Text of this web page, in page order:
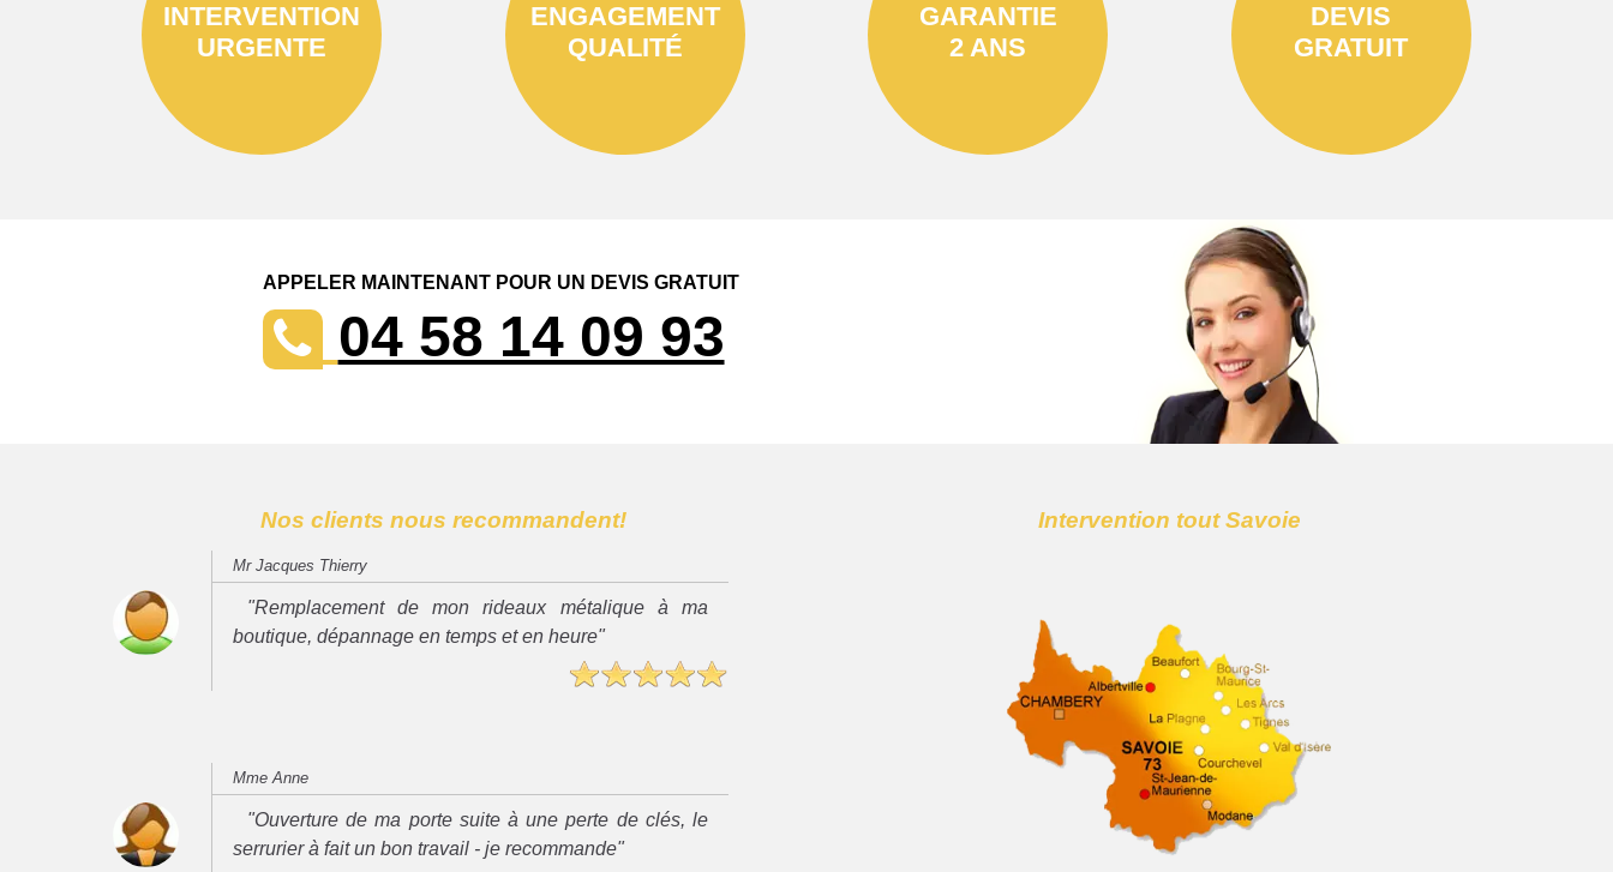
INTERVENTION
URGENTE
ENGAGEMENT
QUALITÉ
GARANTIE
2 ANS
DEVIS
GRATUIT
APPELER MAINTENANT POUR UN DEVIS GRATUIT
04 58 14 09 93
Nos clients nous recommandent!
Mr Jacques Thierry
"Remplacement de mon rideaux métalique à ma
boutique, dépannage en temps et en heure"
Mme Anne
"Ouverture de ma porte suite à une perte de clés, le
serrurier à fait un bon travail - je recommande"
Intervention tout Savoie